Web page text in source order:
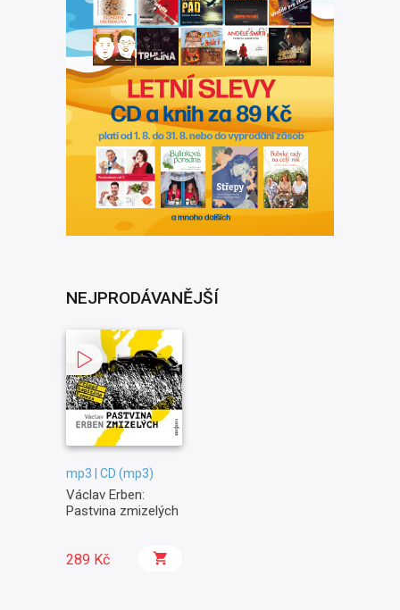
NEJPRODÁVANĚJŠÍ
mp3 | CD (mp3)
Václav Erben:
Pastvina zmizelých
289 Kč